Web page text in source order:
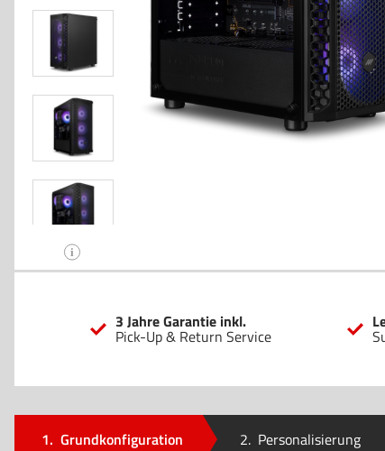
i
3 Jahre Garantie inkl.
Pick-Up & Return Service
1. Grundkonfiguration 2. Personalisierung